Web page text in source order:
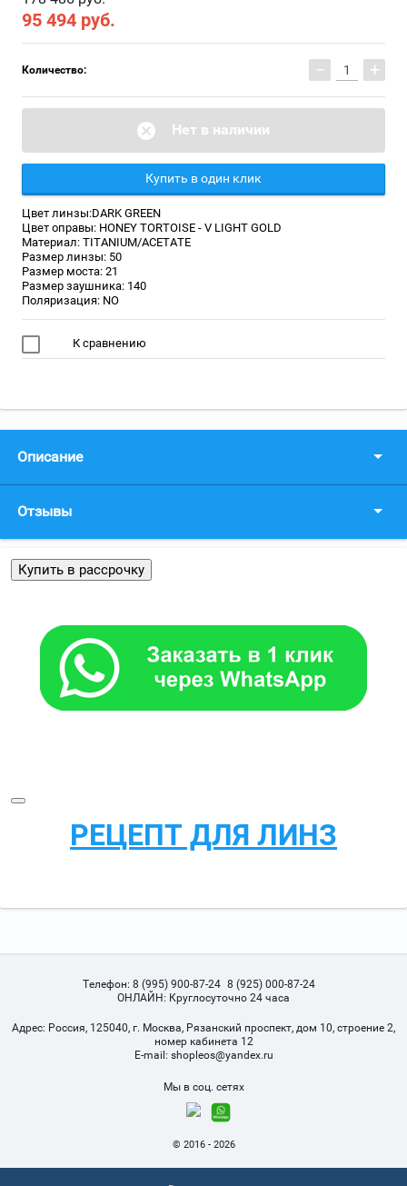
95 494 руб.
Количество: − +
Нет в наличии
Купить в один клик
Цвет линзы:DARK GREEN
Цвет оправы: HONEY TORTOISE - V LIGHT GOLD
Материал: TITANIUM/ACETATE
Размер линзы: 50
Размер моста: 21
Размер заушника: 140
Поляризация: NO
К сравнению
Описание
Отзывы
Купить в рассрочку
РЕЦЕПТ ДЛЯ ЛИНЗ
Телефон: 8 (995) 900-87-24 8 (925) 000-87-24
ОНЛАЙН: Круглосуточно 24 часа
Адрес: Россия, 125040, г. Москва, Рязанский проспект, дом 10, строение 2,
номер кабинета 12
Е-mail: shopleos@yandex.ru
Мы в соц. сетях
© 2016 - 2026